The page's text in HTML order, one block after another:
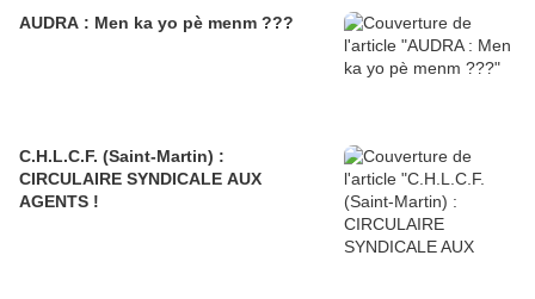
AUDRA : Men ka yo pè menm ???
C.H.L.C.F. (Saint-Martin) :
CIRCULAIRE SYNDICALE AUX
AGENTS !